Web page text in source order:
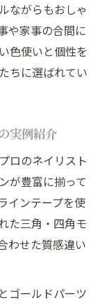
ながらもおしゃ
や家事の合間に
色使いと個性を
ちに選ばれてい
実例紹介
ロのネイリスト
が豊富に揃って
インテープを使
た三角・四角モ
わせた質感違い
ゴールドパーツ